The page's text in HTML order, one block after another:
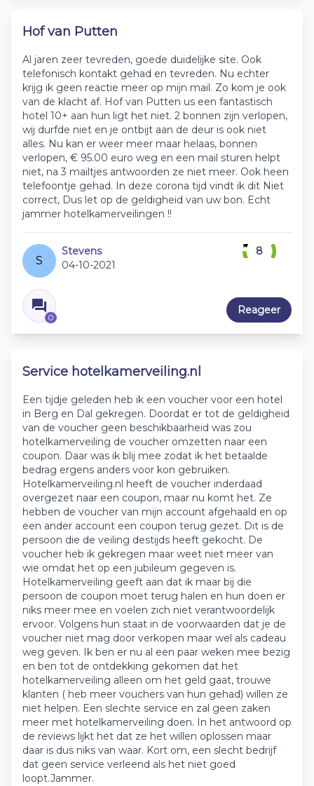
Hof van Putten
Al jaren zeer tevreden, goede duidelijke site. Ook
telefonisch kontakt gehad en tevreden. Nu echter
krijg ik geen reactie meer op mijn mail. Zo kom je ook
van de klacht af. Hof van Putten us een fantastisch
hotel 10+ aan hun ligt het niet. 2 bonnen zijn verlopen,
wij durfde niet en je ontbijt aan de deur is ook niet
alles. Nu kan er weer meer maar helaas, bonnen
verlopen, € 95.00 euro weg en een mail sturen helpt
niet, na 3 mailtjes antwoorden ze niet meer. Ook heen
telefoontje gehad. In deze corona tijd vindt ik dit Niet
correct, Dus let op de geldigheid van uw bon. Echt
jammer hotelkamerveilingen !!
S
Stevens
04-10-2021
0
8
Reageer
Service hotelkamerveiling.nl
Een tijdje geleden heb ik een voucher voor een hotel
in Berg en Dal gekregen. Doordat er tot de geldigheid
van de voucher geen beschikbaarheid was zou
hotelkamerveiling de voucher omzetten naar een
coupon. Daar was ik blij mee zodat ik het betaalde
bedrag ergens anders voor kon gebruiken.
Hotelkamerveiling.nl heeft de voucher inderdaad
overgezet naar een coupon, maar nu komt het. Ze
hebben de voucher van mijn account afgehaald en op
een ander account een coupon terug gezet. Dit is de
persoon die de veiling destijds heeft gekocht. De
voucher heb ik gekregen maar weet niet meer van
wie omdat het op een jubileum gegeven is.
Hotelkamerveiling geeft aan dat ik maar bij die
persoon de coupon moet terug halen en hun doen er
niks meer mee en voelen zich niet verantwoordelijk
ervoor. Volgens hun staat in de voorwaarden dat je de
voucher niet mag door verkopen maar wel als cadeau
weg geven. Ik ben er nu al een paar weken mee bezig
en ben tot de ontdekking gekomen dat het
hotelkamerveiling alleen om het geld gaat, trouwe
klanten ( heb meer vouchers van hun gehad) willen ze
niet helpen. Een slechte service en zal geen zaken
meer met hotelkamerveiling doen. In het antwoord op
de reviews lijkt het dat ze het willen oplossen maar
daar is dus niks van waar. Kort om, een slecht bedrijf
dat geen service verleend als het niet goed
loopt.Jammer.